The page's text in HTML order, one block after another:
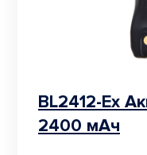
BL2412-Ex
2400 мАч